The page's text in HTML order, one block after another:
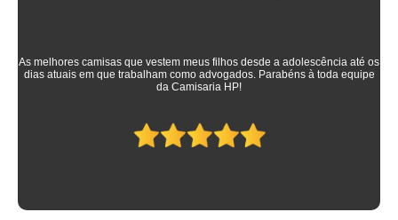
As melhores camisas que vestem meus filhos desde a adolescência até os
dias atuais em que trabalham como advogados. Parabéns à toda equipe
da Camisaria HP!